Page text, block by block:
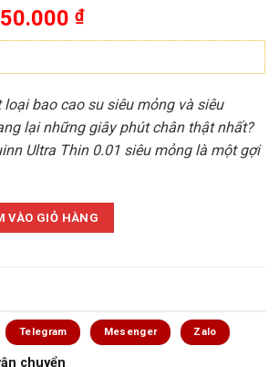
₫.
₫Giá
hiện
là:
150.000 ₫.
bao cao su siêu mỏng và siêu
lại những giây phút chân thật nhất?
Ultra Thin 0.01 siêu mỏng là một gợi
Thin - Siêu mỏng 0.01 mm - Hộp 12 cái số
VÀO GIỎ HÀNG
Telegram Mesenger Zalo
chuyển